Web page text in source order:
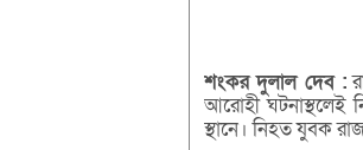
শংকরদুলাল দেব :
আরোহী ঘটনাস্থলেই
স্থানে। নিহত যুবক